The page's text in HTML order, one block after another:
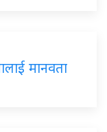
मानवता